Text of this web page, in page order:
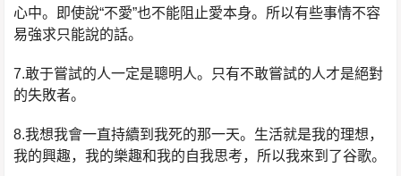
心中。即使說“不愛”也不能阻止愛本身。所以有些事情不容
易強求只能說的話。
7.敢于嘗試的人一定是聰明人。只有不敢嘗試的人才是絕對
的失敗者。
8.我想我會一直持續到我死的那一天。生活就是我的理想，
我的興趣，我的樂趣和我的自我思考，所以我來到了谷歌。